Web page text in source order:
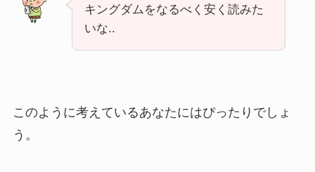
キングダムをなるべく安く読みた
いな..
このように考えているあなたにはぴったりでしょ
う。